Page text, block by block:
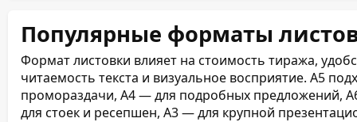
Популярные форматы
Формат листовки влияет на стоимость тиража,
читаемость текста и визуальное восприятие. А5
промораздачи, А4 — для подробных предложений,
для стоек и ресепшен, А3 — для крупной